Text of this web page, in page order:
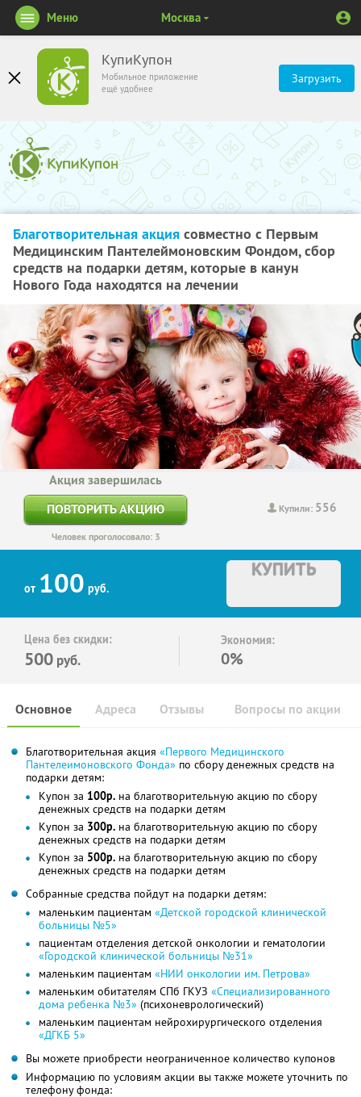
КупиКупон
Мобильное приложение
ещё удобнее
Загрузить
Меню Москва
Благотворительная акция совместно с Первым
Медицинским Пантелеймоновским Фондом, сбор
средств на подарки детям, которые в канун
Нового Года находятся на лечении
Купили: 556
Акция завершилась
ПОВТОРИТЬ АКЦИЮ
Человек проголосовало: 3
от 100 руб.
КУПИТЬ
Цена без скидки:
500 руб.
Экономия:
0%
Основное Отзывы Вопросы по акции
Адреса
Благотворительная акция «Первого Медицинского
Пантелеимоновского Фонда» по сбору денежных средств на
подарки детям:
Купон за 100р. на благотворительную акцию по сбору
денежных средств на подарки детям
Купон за 300р. на благотворительную акцию по сбору
денежных средств на подарки детям
Купон за 500р. на благотворительную акцию по сбору
денежных средств на подарки детям
Собранные средства пойдут на подарки детям:
маленьким пациентам «Детской городской клинической
больницы №5»
пациентам отделения детской онкологии и гематологии
«Городской клинической больницы №31»
маленьким пациентам «НИИ онкологии им. Петрова»
маленьким обитателям СПб ГКУЗ «Специализированного
дома ребенка №3» (психоневрологический)
маленьким пациентам нейрохирургического отделения
«ДГКБ 5»
Вы можете приобрести неограниченное количество купонов
Информацию по условиям акции вы также можете уточнить по
телефону фонда: